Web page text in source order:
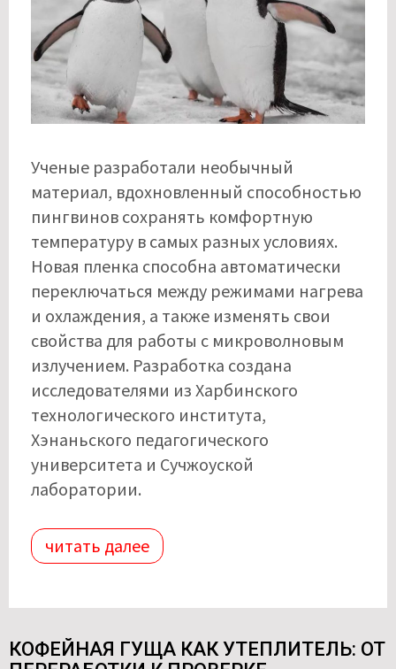
Ученые разработали необычный
материал, вдохновленный способностью
пингвинов сохранять комфортную
температуру в самых разных условиях.
Новая пленка способна автоматически
переключаться между режимами нагрева
и охлаждения, а также изменять свои
свойства для работы с микроволновым
излучением. Разработка создана
исследователями из Харбинского
технологического института,
Хэнаньского педагогического
университета и Сучжоуской
лаборатории.
читать далее
КОФЕЙНАЯ ГУЩА КАК УТЕПЛИТЕЛЬ: ОТ